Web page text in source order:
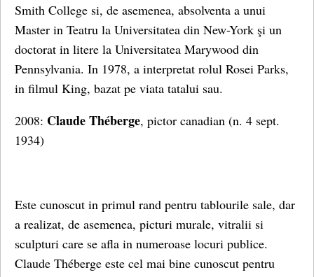
Smith College si, de asemenea, absolventa a unui
Master in Teatru la Universitatea din New-York şi un
doctorat in litere la Universitatea Marywood din
Pennsylvania. In 1978, a interpretat rolul Rosei Parks,
in filmul King, bazat pe viata tatalui sau.
2008: Claude Théberge, pictor canadian (n. 4 sept.
1934)
Este cunoscut in primul rand pentru tablourile sale, dar
a realizat, de asemenea, picturi murale, vitralii si
sculpturi care se afla in numeroase locuri publice.
Claude Théberge este cel mai bine cunoscut pentru